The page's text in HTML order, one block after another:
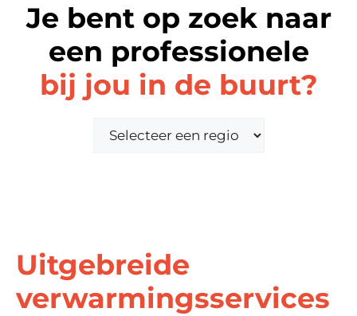
Je bent op zoek naar
een professionele
bij jou in de buurt?
Uitgebreide
verwarmingsservices